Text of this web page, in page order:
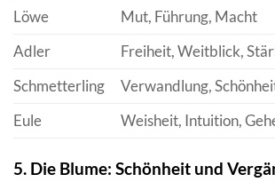
Löwe
Mut, Führung, Macht
Adler
Freiheit, Weitblick,
Schmetterling
Verwandlung,
Eule
Weisheit, Intuition,
5. Die Blume: Schönheit und